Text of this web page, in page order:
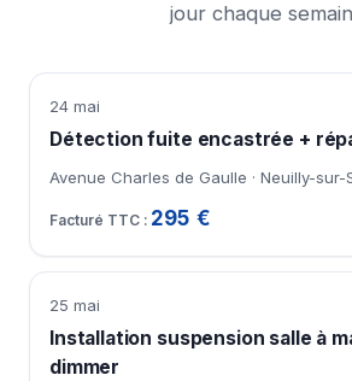
jour chaque
24 mai
Détection fuite encastrée +
Avenue Charles de Gaulle · Neuilly-sur-
295 €
25 mai
Installation suspension salle à
dimmer